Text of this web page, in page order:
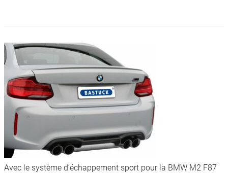
Avec le système d’échappement sport pour la BMW M2 F87